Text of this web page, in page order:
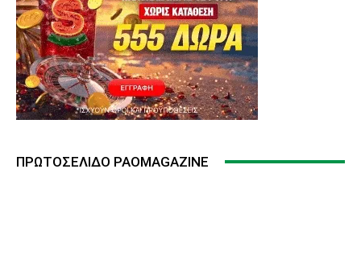
ΠΡΩΤΟΣΈΛΙΔΟ PAOMAGAZINE